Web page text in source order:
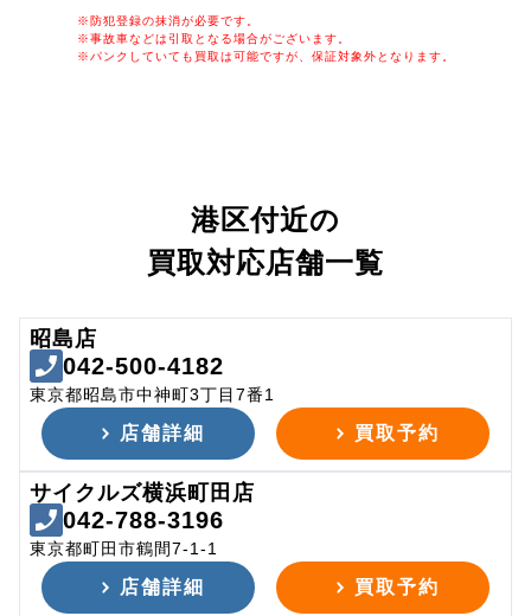
※防犯登録の抹消が必要です。
※事故車などは引取となる場合がございます。
※パンクしていても買取は可能ですが、保証対象外となります。
港区付近の
買取対応店舗一覧
昭島店
042-500-4182
東京都昭島市中神町3丁目7番1
店舗詳細 買取予約
サイクルズ横浜町田店
042-788-3196
東京都町田市鶴間7-1-1
店舗詳細 買取予約